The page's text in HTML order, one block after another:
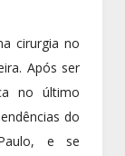
cirurgia no
Após ser
no último
do
e se